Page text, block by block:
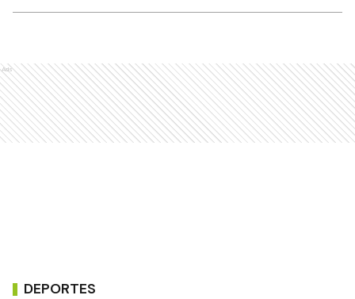
Ads
DEPORTES